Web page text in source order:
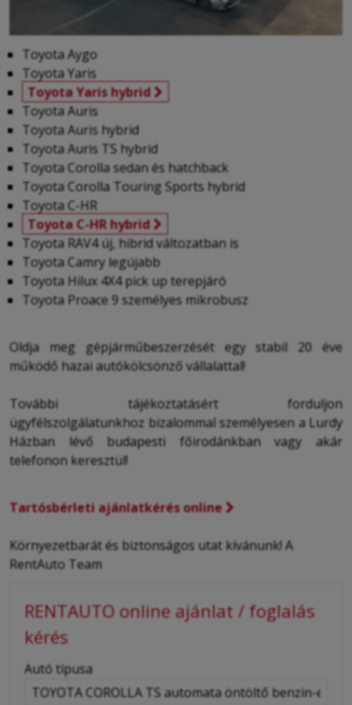
Toyota Aygo
Toyota Yaris
Toyota Yaris hybrid
Toyota Auris
Toyota Auris hybrid
Toyota Auris TS hybrid
Toyota Corolla sedan és hatchback
Toyota Corolla Touring Sports hybrid
Toyota C-HR
Toyota C-HR hybrid
Toyota RAV4 új, hibrid változatban is
Toyota Camry legújabb
Toyota Hilux 4X4 pick up terepjáró
Toyota Proace 9 személyes mikrobusz
Oldja meg gépjárműbeszerzését egy stabil 20 éve
működő hazai autókölcsönző vállalattal!
További tájékoztatásért forduljon
ügyfélszolgálatunkhoz bizalommal személyesen a Lurdy
Házban lévő budapesti főirodánkban vagy akár
telefonon keresztül!
Tartósbérleti ajánlatkérés online
Környezetbarát és biztonságos utat kívánunk! A
RentAuto Team
RENTAUTO online ajánlat / foglalás
kérés
Autó típusa